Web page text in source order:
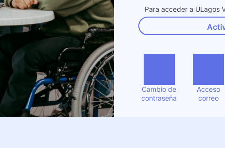
Para acceder a ULagos
Cambio de
contraseña
Acceso
correo